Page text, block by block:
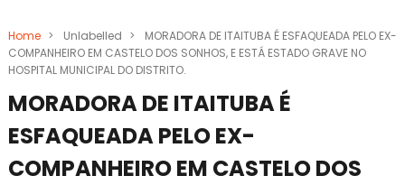
Home > Unlabelled >
MORADORA DE ITAITUBA É ESFAQUEADA PELO EX-
COMPANHEIRO EM CASTELO DOS SONHOS, E ESTÁ ESTADO GRAVE NO
HOSPITAL MUNICIPAL DO DISTRITO.
MORADORA DE ITAITUBA É
ESFAQUEADA PELO EX-
COMPANHEIRO EM CASTELO DOS